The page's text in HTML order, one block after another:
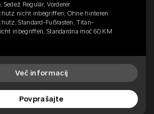
Sedež Regulär, Vorderer
nicht inbegriffen, Ohne hinteren
Standard-Fußrasten, Titan-
inbegriffen, Standardna moč 60 KM
Več informacij
Povprašajte